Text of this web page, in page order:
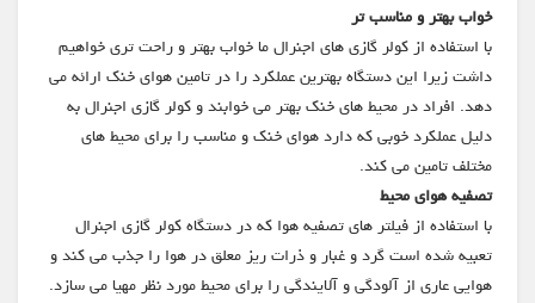
خواب بهتر و مناسب تر
با استفاده از کولر گازی های اجنرال ما خواب بهتر و راحت تری خواهیم
داشت زیرا این دستگاه بهترین عملکرد را در تامین هوای خنک ارائه می
دهد. افراد در محیط های خنک بهتر می خوابند و کولر گازی اجنرال به
دلیل عملکرد خوبی که دارد هوای خنک و مناسب را برای محیط های
مختلف تامین می کند.
تصفیه هوای محیط
با استفاده از فیلتر های تصفیه هوا که در دستگاه کولر گازی اجنرال
تعبیه شده است گرد و غبار و ذرات ریز معلق در هوا را جذب می کند و
هوایی عاری از آلودگی و آلایندگی را برای محیط مورد نظر مهیا می سازد.